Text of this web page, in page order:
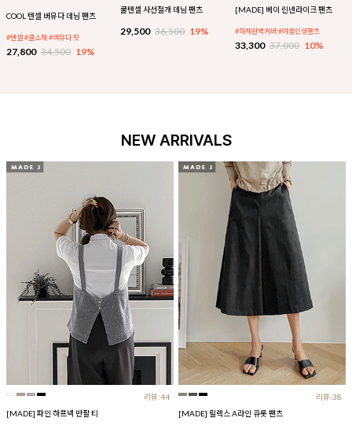
COOL 텐셀 버뮤다 데님 팬츠
#텐셀 #쿨소재 #버뮤다 핏
27,800 34,500 19%
쿨텐셀 사선절개 데님 팬츠
29,500 36,500 19%
[MADE] 베이 린넨라이크 팬츠
#하체완벽커버 #여름인생팬츠
33,300 37,000 10%
NEW ARRIVALS
리뷰:44
[MADE] 파인 하프넥 반팔 티
리뷰:38
[MADE] 릴렉스 A라인 큐롯 팬츠